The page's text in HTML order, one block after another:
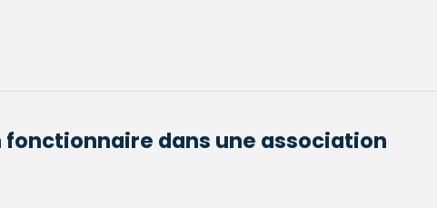
dans une association